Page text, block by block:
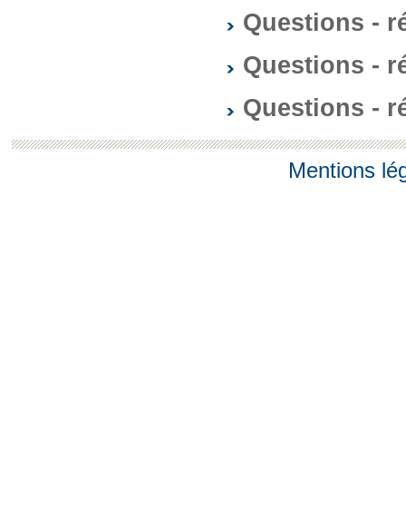
Questions -
Questions -
Questions -
Mentions